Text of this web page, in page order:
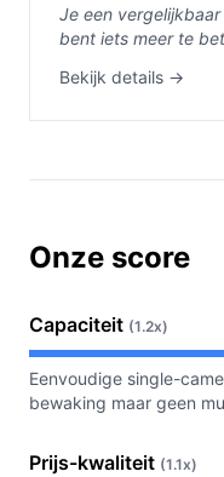
Je een
bent iets meer te
Bekijk details →
Onze score
Capaciteit (1.2x)
Eenvoudige single-
bewaking maar geen
Prijs-kwaliteit (1.1x)